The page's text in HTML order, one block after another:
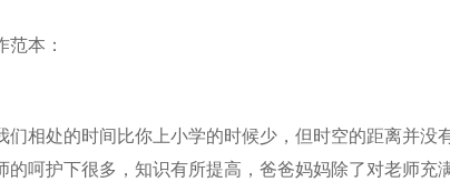
范本：
们相处的时间比你上小学的时候少，但时空的距离并没
的呵护下很多，知识有所提高，爸爸妈妈除了对老师充